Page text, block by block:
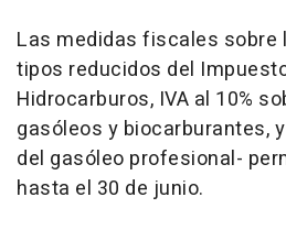
Las medidas fiscales sobre
tipos reducidos del
Hidrocarburos, IVA al 10%
gasóleos y biocarburantes,
del gasóleo profesional-
hasta el 30 de junio.